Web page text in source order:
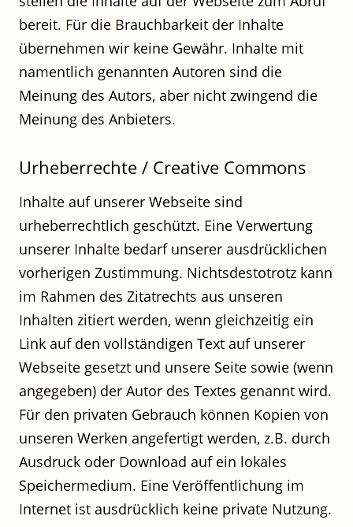
bereit. Für die Brauchbarkeit der Inhalte
übernehmen wir keine Gewähr. Inhalte mit
namentlich genannten Autoren sind die
Meinung des Autors, aber nicht zwingend die
Meinung des Anbieters.
Urheberrechte / Creative Commons
Inhalte auf unserer Webseite sind
urheberrechtlich geschützt. Eine Verwertung
unserer Inhalte bedarf unserer ausdrücklichen
vorherigen Zustimmung. Nichtsdestotrotz kann
im Rahmen des Zitatrechts aus unseren
Inhalten zitiert werden, wenn gleichzeitig ein
Link auf den vollständigen Text auf unserer
Webseite gesetzt und unsere Seite sowie (wenn
angegeben) der Autor des Textes genannt wird.
Für den privaten Gebrauch können Kopien von
unseren Werken angefertigt werden, z.B. durch
Ausdruck oder Download auf ein lokales
Speichermedium. Eine Veröffentlichung im
Internet ist ausdrücklich keine private Nutzung.